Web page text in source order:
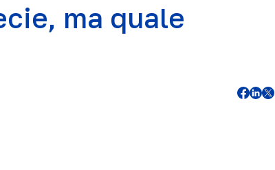
ma quale